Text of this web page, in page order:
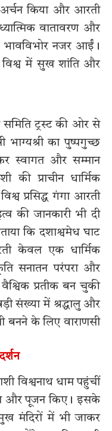
किया और आरती
वातावरण और
नजर आईं।
में सुख शांति और
समिति ट्रस्ट की ओर से
का पुष्पगुच्छ
स्वागत और सम्मान
प्राचीन धार्मिक
प्रसिद्ध गंगा आरती
की जानकारी भी दी
कि दशाश्वमेध घाट
केवल एक धार्मिक
सनातन परंपरा और
प्रतीक बन चुकी
संख्या में श्रद्धालु और
बनने के लिए वाराणसी
विश्वनाथ धाम पहुंचीं
और पूजन किए। इसके
मंदिरों में भी जाकर